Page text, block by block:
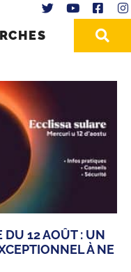
DU 12 AOÛT : UN
À NE